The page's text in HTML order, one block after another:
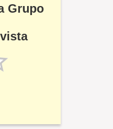
Grupo